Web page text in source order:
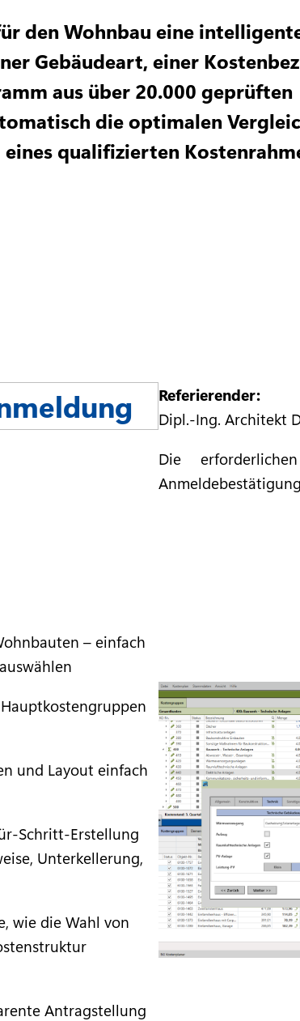
den Wohnbau eine
Gebäudeart, einer
aus über 20.000 geprüften
die optimalen
qualifizierten
Referierender:
Dipl.-Ing. Architekt
Die
– einfach
und Layout einfach
Schritt-Erstellung
Unterkellerung,
wie die Wahl von
Antragstellung